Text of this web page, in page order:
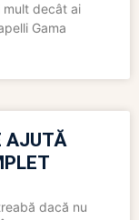
mult decât ai
Gama
AJUTĂ
dacă nu